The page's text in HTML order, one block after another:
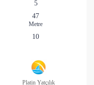
5
47
Metre
10
Platin Yatçılık